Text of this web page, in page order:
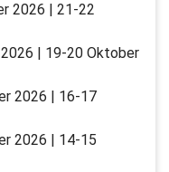
2026 | 21-22
| 19-20 Oktober
2026 | 16-17
2026 | 14-15